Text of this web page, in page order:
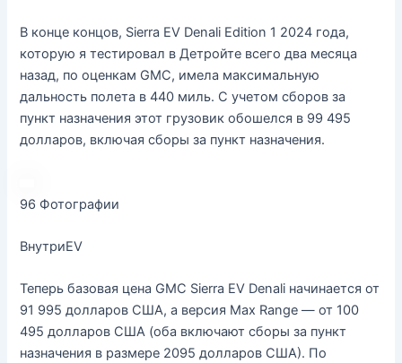
В конце концов, Sierra EV Denali Edition 1 2024 года,
которую я тестировал в Детройте всего два месяца
назад, по оценкам GMC, имела максимальную
дальность полета в 440 миль. С учетом сборов за
пункт назначения этот грузовик обошелся в 99 495
долларов, включая сборы за пункт назначения.
96 Фотографии
ВнутриEV
Теперь базовая цена GMC Sierra EV Denali начинается от
91 995 долларов США, а версия Max Range — от 100
495 долларов США (оба включают сборы за пункт
назначения в размере 2095 долларов США). По